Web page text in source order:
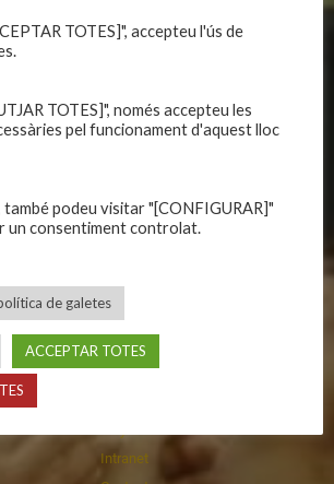
Primer equip masculí
Equips femenins
C.E. El Vilar
Inscripcions
Botiga
Intranet
TOTES]", accepteu l'ús de
TOTES]", només accepteu les
pel funcionament d'aquest lloc
podeu visitar "[CONFIGURAR]"
un consentiment controlat.
de galetes
ACCEPTAR TOTES